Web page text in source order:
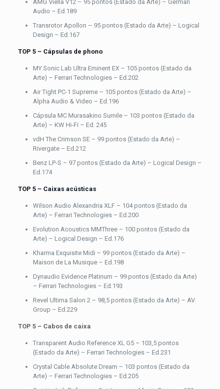
AMG Viella V12 – 95 pontos (Estado da Arte) – German
Audio – Ed.189
Transrotor Apollon – 95 pontos (Estado da Arte) – Logical
Design – Ed.167
TOP 5 – Cápsulas de phono
MY Sonic Lab Ultra Eminent EX – 105 pontos (Estado da
Arte) – Ferrari Technologies – Ed.202
Air Tight PC-1 Supreme – 105 pontos (Estado da Arte) –
Alpha Audio & Video – Ed.196
Cápsula MC Murasakino Sumile – 103 pontos (Estado da
Arte) – KW Hi-Fi – Ed. 245
vdH The Crimson SE – 99 pontos (Estado da Arte) –
Rivergate – Ed.212
Benz LP-S – 97 pontos (Estado da Arte) – Logical Design –
Ed.174
TOP 5 – Caixas acústicas
Wilson Audio Alexandria XLF – 104 pontos (Estado da
Arte) – Ferrari Technologies – Ed.200
Evolution Acoustics MMThree – 100 pontos (Estado da
Arte) – Logical Design – Ed.176
Kharma Exquisite Midi – 99 pontos (Estado da Arte) –
Maison de La Musique – Ed.198
Dynaudio Evidence Platinum – 99 pontos (Estado da Arte)
– Ferrari Technologies – Ed.193
Revel Ultima Salon 2 – 98,5 pontos (Estado da Arte) – AV
Group – Ed.229
TOP 5 – Cabos de caixa
Transparent Audio Reference XL G5 – 103,5 pontos
(Estado da Arte) – Ferrari Technologies – Ed.231
Crystal Cable Absolute Dream – 103 pontos (Estado da
Arte) – Ferrari Technologies – Ed.205